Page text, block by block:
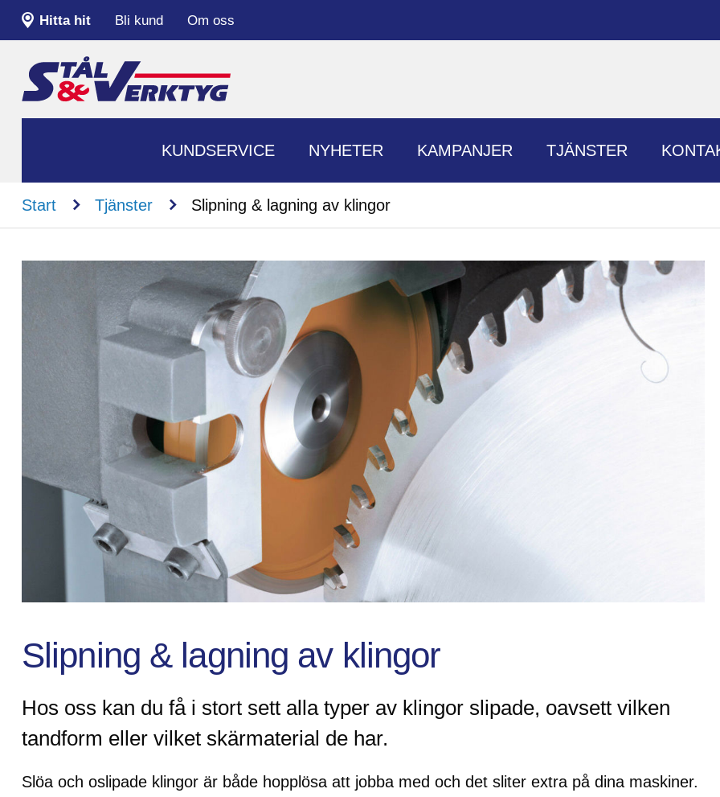
Hitta hit Bli kund Om oss
KUNDSERVICE NYHETER KAMPANJER TJÄNSTER
Start n Tjänster n Slipning & lagning av klingor
Slipning & lagning av klingor
Hos oss kan du få i stort sett alla typer av klingor slipade, oavsett vilken
tandform eller vilket skärmaterial de har.
Slöa och oslipade klingor är både hopplösa att jobba med och det sliter extra på dina maskiner.